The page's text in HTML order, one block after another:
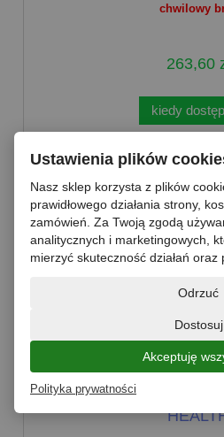
chwilowy
263,60
kiedy
Miód Manuka MGO
Ustawienia plików
Nasz sklep korzysta z plików
prawidłowego działania strony,
zamówień. Za Twoją zgodą
analitycznych i marketingowych,
mierzyć skuteczność działań oraz
Odrzuć
Dostosuj
Akceptuję
Polityka prywatności